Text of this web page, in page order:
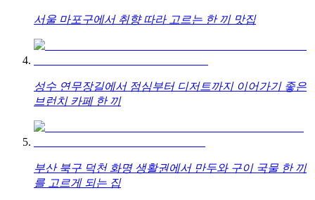
서울 마포구에서 취향 따라 고르는 한 끼 맛집
성수 연무장길에서 점심부터 디저트까지 이어가기 좋은
브런치 카페 한 끼
부산 북구 덕천 화명 생활권에서 만두와 구이 국물 한 끼
를 고르게 되는 집